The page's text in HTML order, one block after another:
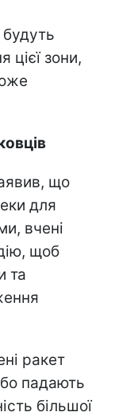
будуть
цієї зони,
що
для
вчені
щоб
та
ракет
падають
більшої